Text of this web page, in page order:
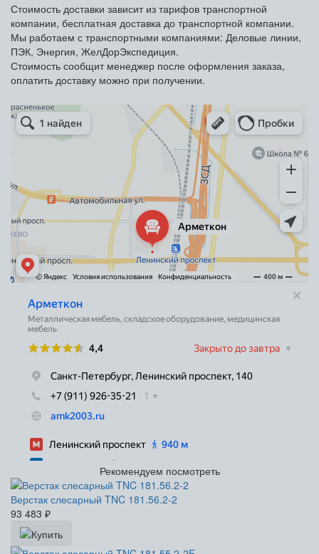
Стоимость доставки зависит из тарифов транспортной
компании, бесплатная доставка до транспортной компании.
Мы работаем с транспортными компаниями: Деловые линии,
ПЭК, Энергия, ЖелДорЭкспедиция.
Стоимость сообщит менеджер после оформления заказа,
оплатить доставку можно при получении.
Арметкон
Металлическая мебель в Санкт‑Петербурге
Торговое оборудование в Санкт‑Петербурге
Рекомендуем посмотреть
Верстак слесарный TNC 181.56.2-2
93 483 ₽